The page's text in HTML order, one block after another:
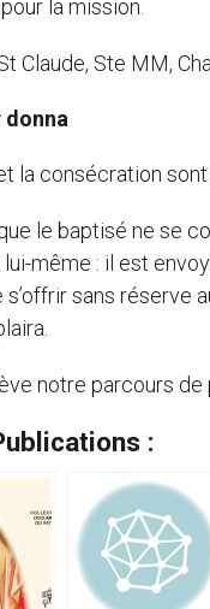
la mission.
Claude, Ste MM,
donna
la consécration
le baptisé ne se
même : il est
s’offrir sans réserve
notre parcours
: